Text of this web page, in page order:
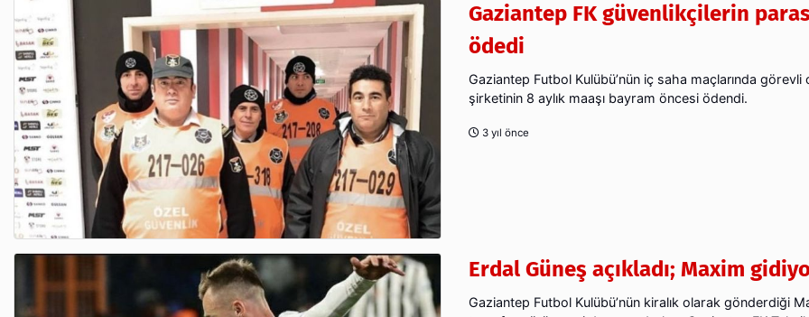
Gaziantep FK güvenlikçilerin
ödedi
Gaziantep Futbol Kulübü’nün iç saha maçlarında görevli
şirketinin 8 aylık maaşı bayram öncesi ödendi.
3 yıl önce
Erdal Güneş açıkladı; Maxim
Gaziantep Futbol Kulübü’nün kiralık olarak gönderdiği